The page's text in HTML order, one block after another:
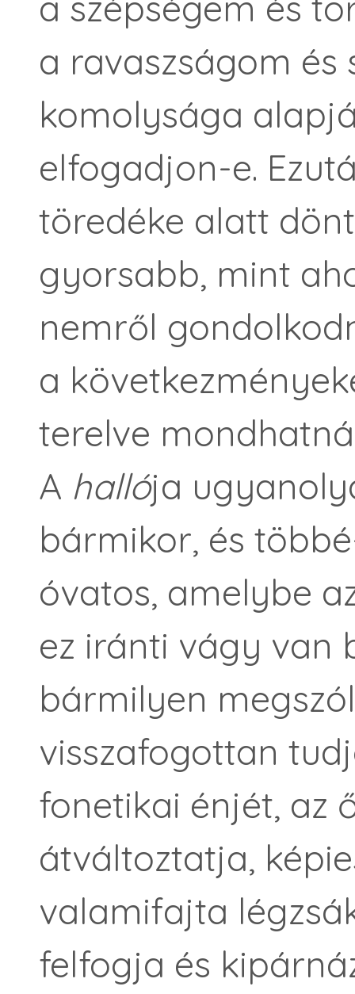
a ravaszságom és
komolysága
elfogadjon-e.
töredéke alatt
gyorsabb, mint
nemről
a
terelve
A hallója
bármikor, és
óvatos, amelybe
ez iránti vágy van
bármilyen
visszafogottan
fonetikai énjét, az
átváltoztatja,
valamifajta
felfogja és